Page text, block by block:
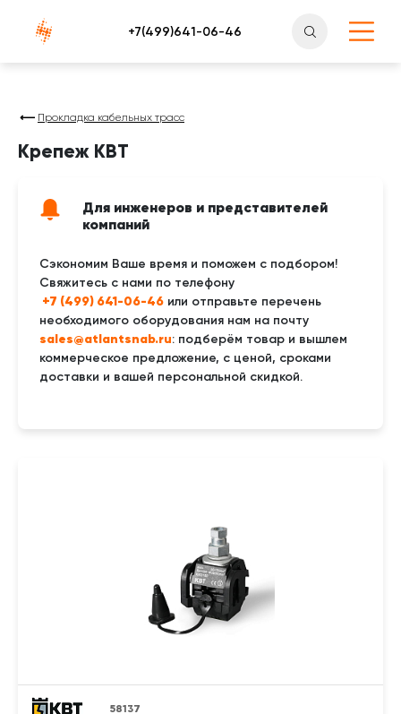
Атлантснаб
Прокладка кабельных трасс
Крепеж КВТ
Для инженеров и представителей
компаний
Сэкономим Ваше время и поможем с подбором!
Свяжитесь с нами по телефону
+7 (499) 641-06-46 или отправьте перечень
необходимого оборудования нам на почту
sales@atlantsnab.ru: подберём товар и вышлем
коммерческое предложение, с ценой, сроками
доставки и вашей персональной скидкой.
58137